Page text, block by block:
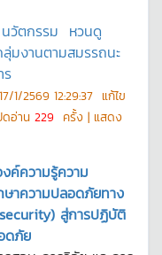
นวัตกรรม หวนดู
มงานตามสมรรถนะ
ร
17/1/2569 12:29:37 แก้ไข
อ่าน 229 ครั้ง | แสดง
ค์ความรู้ความ
าความปลอดภัยทาง
สู่การปฏิบัติ
ดภัย